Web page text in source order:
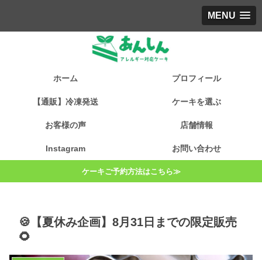
MENU
ホーム プロフィール
【通販】冷凍発送 ケーキを選ぶ
お客様の声 店舗情報
Instagram お問い合わせ
ケーキご予約方法はこちら≫
🍪【夏休み企画】8月31日までの限定販売
🌻